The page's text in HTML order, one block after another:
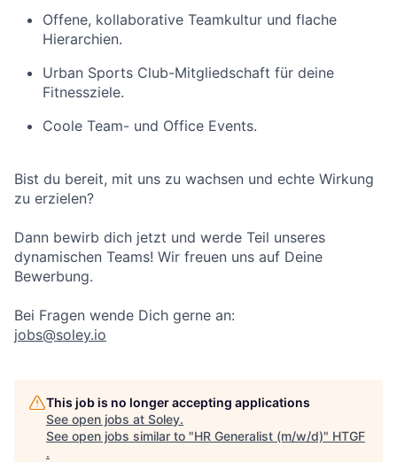
Offene, kollaborative Teamkultur und flache
Hierarchien.
Urban Sports Club-Mitgliedschaft für deine
Fitnessziele.
Coole Team- und Office Events.
Bist du bereit, mit uns zu wachsen und echte Wirkung
zu erzielen?
Dann bewirb dich jetzt und werde Teil unseres
dynamischen Teams! Wir freuen uns auf Deine
Bewerbung.
Bei Fragen wende Dich gerne an:
jobs@soley.io
This job is no longer accepting applications
See open jobs at Soley.
See open jobs similar to "HR Generalist (m/w/d)" HTGF
.